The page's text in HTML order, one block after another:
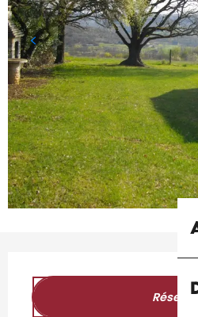
Ouverture et